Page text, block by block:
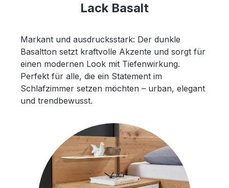
Lack Basalt
Markant und ausdrucksstark: Der dunkle
Basaltton setzt kraftvolle Akzente und sorgt für
einen modernen Look mit Tiefenwirkung.
Perfekt für alle, die ein Statement im
Schlafzimmer setzen möchten – urban, elegant
und trendbewusst.